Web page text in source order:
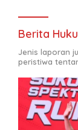
Berita
Jenis laporan
peristiwa